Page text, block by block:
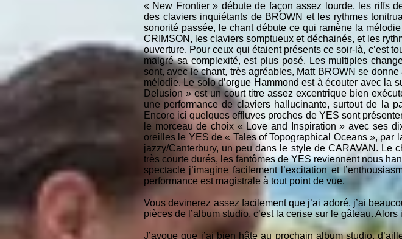
« New Frontier » débute de façon assez lourde, les riffs
des claviers inquiétants de BROWN et les rythmes
sonorité passée, le chant débute ce qui ramène la
CRIMSON, les claviers somptueux et déchainés, et les
ouverture. Pour ceux qui étaient présents ce soir-là, c’est
malgré sa complexité, est plus posé. Les multiples
sont, avec le chant, très agréables, Matt BROWN se
mélodie. Le solo d’orgue Hammond est à écouter avec la
Delusion » est un court titre assez excentrique bien
une performance de claviers hallucinante, surtout de la
Encore ici quelques effluves proches de YES sont
le morceau de choix « Love and Inspiration » avec ses
oreilles le YES de « Tales of Topographical Oceans »,
jazzy/Canterbury, un peu dans le style de CARAVAN. Le
très courte durés, les fantômes de YES reviennent nous
spectacle j’imagine facilement l’excitation et
performance est magistrale à tout point de vue.
Vous devinerez assez facilement que j’ai adoré, j’ai
pièces de l’album studio, c’est la cerise sur le gâteau.
J’avoue que j’ai bien hâte au prochain album studio,